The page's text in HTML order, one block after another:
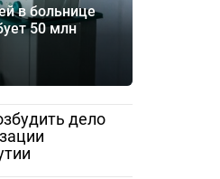
бесполезно»:
разруху в
Медработники
в больнице
50 млн
дело